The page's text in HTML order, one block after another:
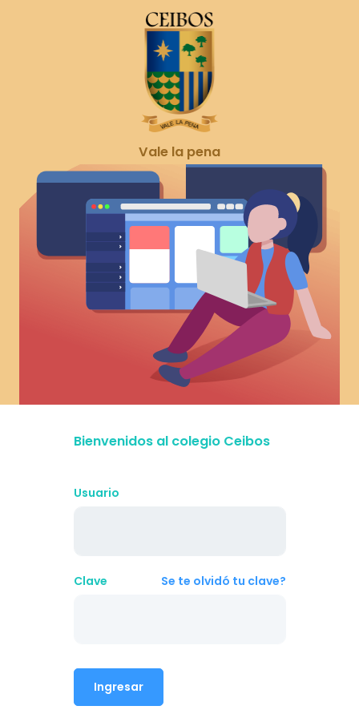
Vale la pena
Bienvenidos al colegio Ceibos
Usuario
Clave Se te olvidó tu clave?
Ingresar